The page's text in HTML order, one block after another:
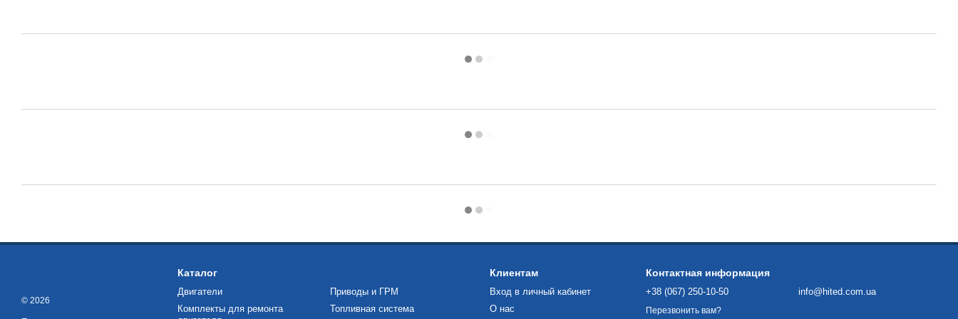
© 2026
Каталог
Двигатели
Комплекты для ремонта
Приводы и ГРМ
Топливная система
Клиентам
Вход в личный кабинет
О нас
Контактная информация
+38 (067) 250-10-50
Перезвонить вам?
info@hited.com.ua